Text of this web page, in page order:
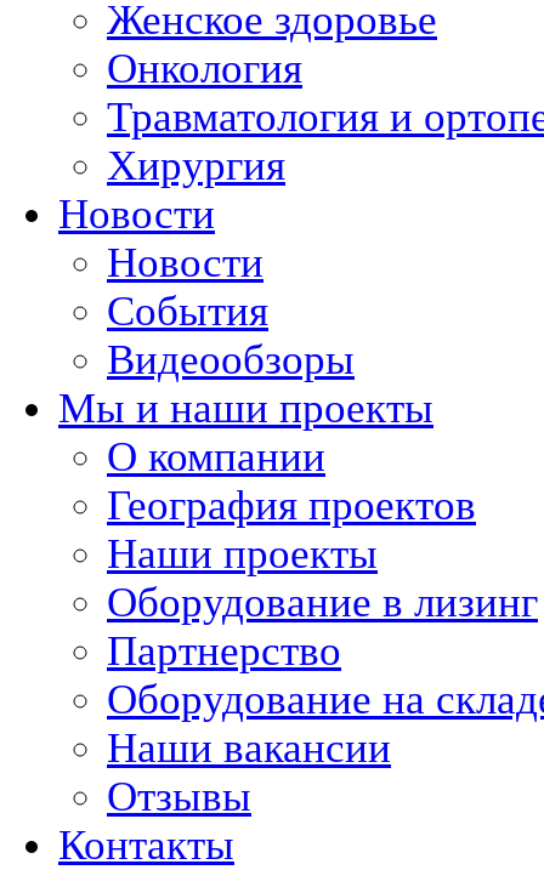
Женское здоровье
Онкология
Травматология и
Хирургия
Новости
Новости
События
Видеообзоры
Мы и наши проекты
О компании
География проектов
Наши проекты
Оборудование в лизинг
Партнерство
Оборудование на
Наши вакансии
Отзывы
Контакты